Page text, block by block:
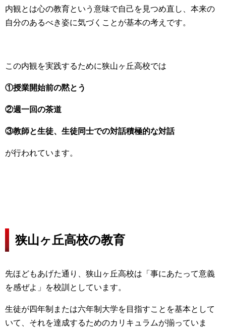
内観とは心の教育という意味で自己を見つめ直し、本来の
自分のあるべき姿に気づくことが基本の考えです。
この内観を実践するために狭山ヶ丘高校では
①授業開始前の黙とう
②週一回の茶道
③教師と生徒、生徒同士での対話積極的な対話
が行われています。
狭山ヶ丘高校の教育
先ほどもあげた通り、狭山ヶ丘高校は「事にあたって意義
を感ぜよ」を校訓としています。
生徒が四年制または六年制大学を目指すことを基本として
いて、それを達成するためのカリキュラムが揃っていま